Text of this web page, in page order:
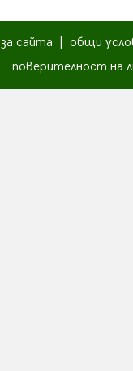
за сайта
общи
поверителност на